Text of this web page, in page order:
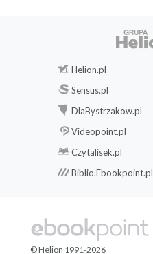
Helion.pl
Sensus.pl
DlaBystrzakow.pl
Videopoint.pl
Czytalisek.pl
Biblio.Ebookpoint.pl
© Helion 1991-2026